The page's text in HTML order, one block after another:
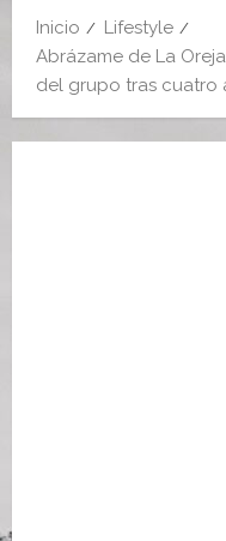
Inicio
Lifestyle
Abrázame de La
del grupo tras cuatro